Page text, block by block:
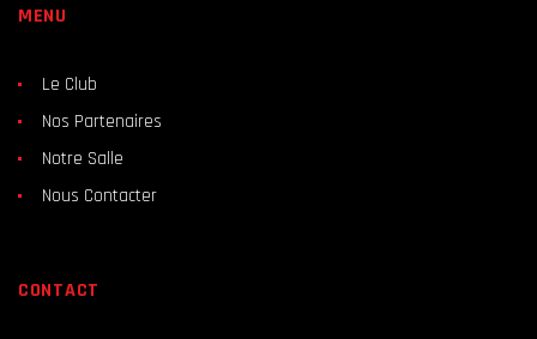
MENU
Le Club
Nos Partenaires
Notre Salle
Nous Contacter
CONTACT